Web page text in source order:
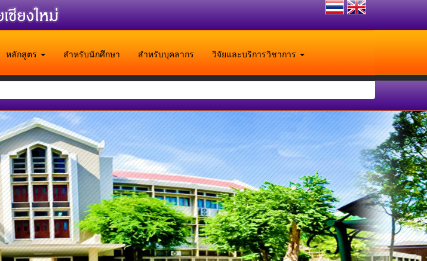
หลักสูตร สำหรับนักศึกษา สำหรับบุคลากร วิจัยและบริการวิชาการ